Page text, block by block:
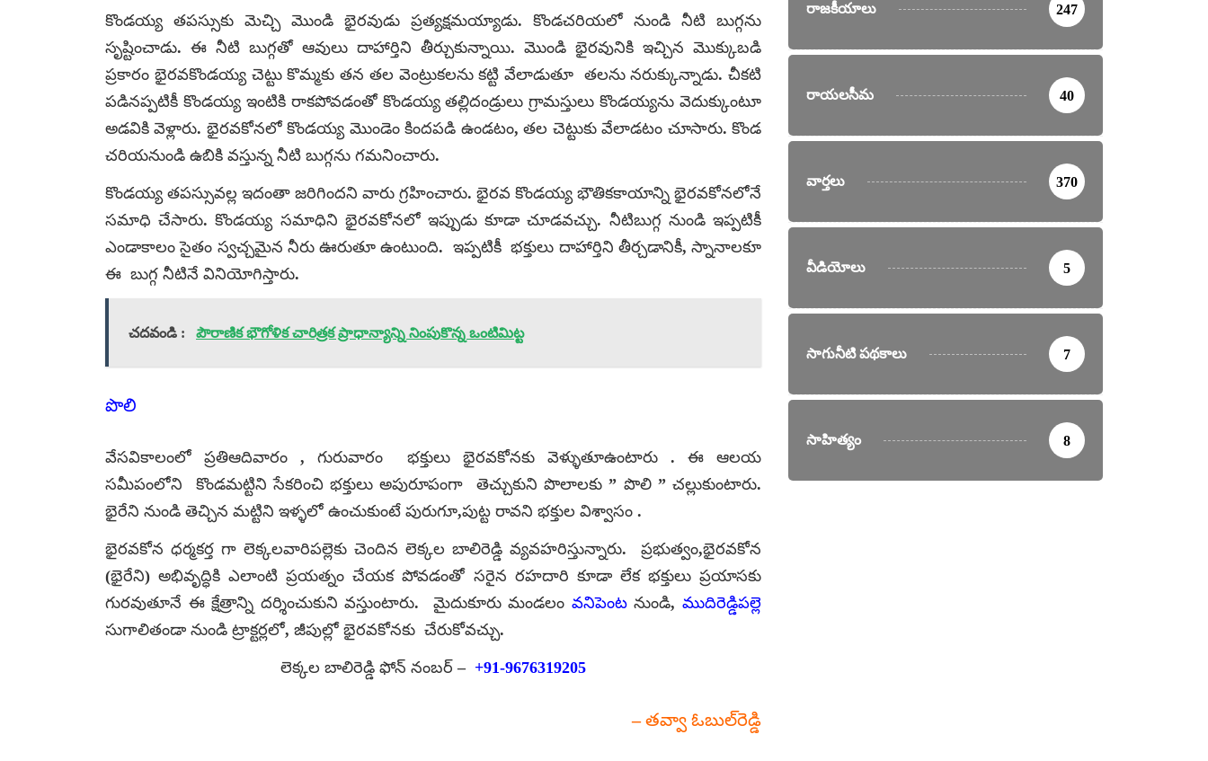
కొండయ్య తపస్సుకు మెచ్చి మొండి భైరవుడు ప్రత్యక్షమయ్యాడు. కొండచరియలో నుండి నీటి బుగ్గను
సృష్టించాడు. ఈ నీటి బుగ్గతో ఆవులు దాహార్తిని తీర్చుకున్నాయి. మొండి భైరవునికి ఇచ్చిన మొక్కుబడి
ప్రకారం భైరవకొండయ్య చెట్టు కొమ్మకు తన తల వెంట్రుకలను కట్టి వేలాడుతూ తలను నరుక్కున్నాడు. చీకటి
పడినప్పటికీ కొండయ్య ఇంటికి రాకపోవడంతో కొండయ్య తల్లిదండ్రులు గ్రామస్తులు కొండయ్యను వెదుక్కుంటూ
అడవికి వెళ్లారు. భైరవకోనలో కొండయ్య మొండెం కిందపడి ఉండటం, తల చెట్టుకు వేలాడటం చూసారు. కొండ
చరియనుండి ఉబికి వస్తున్న నీటి బుగ్గను గమనించారు.
కొండయ్య తపస్సువల్ల ఇదంతా జరిగిందని వారు గ్రహించారు. భైరవ కొండయ్య భౌతికకాయాన్ని భైరవకోనలోనే
సమాధి చేసారు. కొండయ్య సమాధిని భైరవకోనలో ఇప్పుడు కూడా చూడవచ్చు. నీటిబుగ్గ నుండి ఇప్పటికీ
ఎండాకాలం సైతం స్వచ్చమైన నీరు ఊరుతూ ఉంటుంది. ఇప్పటికీ భక్తులు దాహార్తిని తీర్చడానికీ, స్నానాలకూ
ఈ బుగ్గ నీటినే వినియోగిస్తారు.
చదవండి : పౌరాణిక భౌగోళిక చారిత్రక ప్రాధాన్యాన్ని నింపుకొన్న ఒంటిమిట్ట
పొలి
వేసవికాలంలో ప్రతిఆదివారం , గురువారం భక్తులు భైరవకోనకు వెళ్ళుతూఉంటారు . ఈ ఆలయ
సమీపంలోని కొండమట్టిని సేకరించి భక్తులు అపురూపంగా తెచ్చుకుని పొలాలకు ” పొలి ” చల్లుకుంటారు.
భైరేని నుండి తెచ్చిన మట్టిని ఇళ్ళలో ఉంచుకుంటే పురుగూ,పుట్ట రావని భక్తుల విశ్వాసం .
భైరవకోన ధర్మకర్త గా లెక్కలవారిపల్లెకు చెందిన లెక్కల బాలిరెడ్డి వ్యవహరిస్తున్నారు. ప్రభుత్వం,భైరవకోన
(భైరేని) అభివృద్ధికి ఎలాంటి ప్రయత్నం చేయక పోవడంతో సరైన రహదారి కూడా లేక భక్తులు ప్రయాసకు
గురవుతూనే ఈ క్షేత్రాన్ని దర్శించుకుని వస్తుంటారు. మైదుకూరు మండలం వనిపెంటనుండి,ముదిరెడ్డిపల్లె
సుగాలితండా నుండి ట్రాక్టర్లలో, జీపుల్లో భైరవకోనకు చేరుకోవచ్చు.
లెక్కల బాలిరెడ్డి ఫోన్ నంబర్ – +91-9676319205
–తవ్వా ఓబుల్‌రెడ్డి
రాజకీయాలు 247
రాయలసీమ 40
వార్తలు 370
వీడియోలు 5
సాగునీటి పథకాలు 7
సాహిత్యం 8